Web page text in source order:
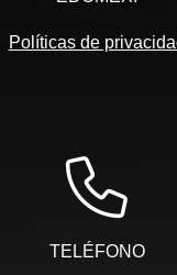
Políticas de
TELÉFONO